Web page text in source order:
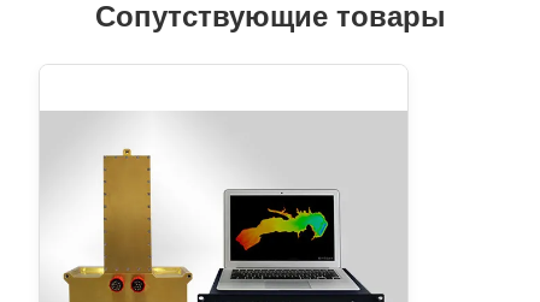
Сопутствующие товары